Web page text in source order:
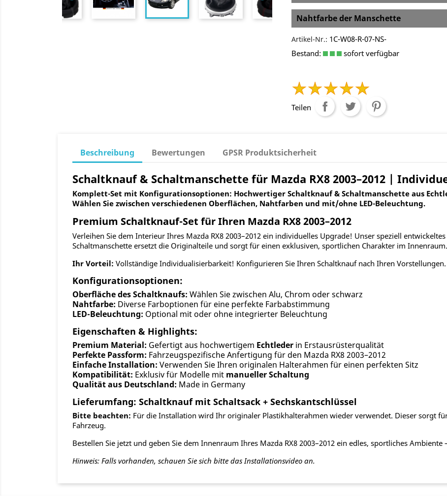
Nahtfarbe der Manschette
Artikel-Nr.: 1C-W08-R-07-NS-
Bestand:
sofort verfügbar
Teilen
Beschreibung Bewertungen GPSR Produktsicherheit
Schaltknauf & Schaltmanschette für Mazda RX8 2003–2012 |
Komplett-Set mit Konfigurationsoptionen: Hochwertiger Schaltknauf & Schaltmanschette aus
Wählen Sie zwischen verschiedenen Oberflächen, Nahtfarben und mit/ohne LED-Beleuchtung.
Premium Schaltknauf-Set für Ihren Mazda RX8 2003–2012
Verleihen Sie dem Interieur Ihres Mazda RX8 2003–2012 ein individuelles Upgrade! Unser speziell
Schaltmanschette ersetzt die Originalteile und sorgt für einen exklusiven, sportlichen Charakter im Innenraum.
Ihr Vorteil: Vollständige Individualisierbarkeit! Konfigurieren Sie Ihren Schaltknauf nach Ihren Vorstellungen.
Konfigurationsoptionen:
Oberfläche des Schaltknaufs: Wählen Sie zwischen Alu, Chrom oder schwarz
Nahtfarbe: Diverse Farboptionen für eine perfekte Farbabstimmung
LED-Beleuchtung: Optional mit oder ohne integrierter Beleuchtung
Eigenschaften & Highlights:
Premium Material: Gefertigt aus hochwertigem Echtleder in Erstausrüsterqualität
Perfekte Passform: Fahrzeugspezifische Anfertigung für den Mazda RX8 2003–2012
Einfache Installation: Verwenden Sie Ihren originalen Halterahmen für einen perfekten Sitz
Kompatibilität: Exklusiv für Modelle mit manueller Schaltung
Qualität aus Deutschland: Made in Germany
Lieferumfang: Schaltknauf mit Schaltsack + Sechskantschlüssel
Bitte beachten: Für die Installation wird Ihr originaler Plastikhalterahmen wieder verwendet. Dieser sorgt
Fahrzeug.
Bestellen Sie jetzt und geben Sie dem Innenraum Ihres Mazda RX8 2003–2012 ein edles, sportliches
Hinweis: Falls vorhanden, schauen Sie sich bitte das Installationsvideo an.